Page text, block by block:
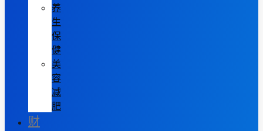
养
生
保
健
美
容
减
肥
财